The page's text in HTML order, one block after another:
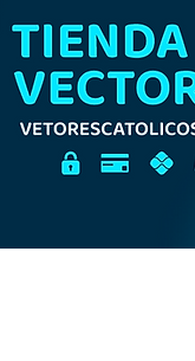
San